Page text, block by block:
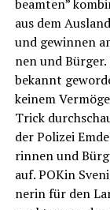
be­am­ten”
aus dem
und gewin­nen
nen und Bür­ger.
bekannt
kei­nem
Trick
der Poli­zei
rin­nen und
auf. POKin
ne­rin für den